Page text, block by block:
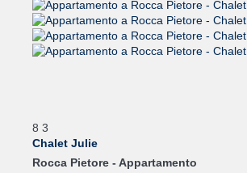
8 3
Chalet Julie
Rocca Pietore - Appartamento